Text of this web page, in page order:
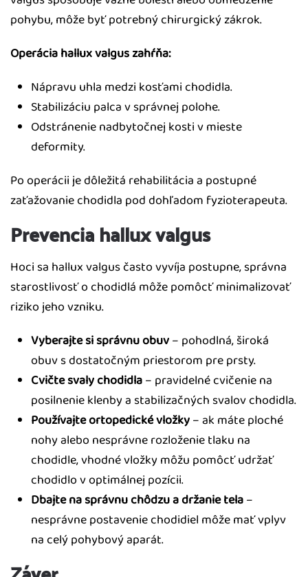
pohybu, môže byť potrebný chirurgický zákrok.
Operácia hallux valgus zahŕňa:
Nápravu uhla medzi kosťami chodidla.
Stabilizáciu palca v správnej polohe.
Odstránenie nadbytočnej kosti v mieste
deformity.
Po operácii je dôležitá rehabilitácia a postupné
zaťažovanie chodidla pod dohľadom fyzioterapeuta.
Prevencia hallux valgus
Hoci sa hallux valgus často vyvíja postupne, správna
starostlivosť o chodidlá môže pomôcť minimalizovať
riziko jeho vzniku.
Vyberajte si správnu obuv– pohodlná, široká
obuv s dostatočným priestorom pre prsty.
Cvičte svaly chodidla– pravidelné cvičenie na
posilnenie klenby a stabilizačných svalov chodidla.
Používajte ortopedické vložky– ak máte ploché
nohy alebo nesprávne rozloženie tlaku na
chodidle, vhodné vložky môžu pomôcť udržať
chodidlo v optimálnej pozícii.
Dbajte na správnu chôdzu a držanie tela–
nesprávne postavenie chodidiel môže mať vplyv
na celý pohybový aparát.